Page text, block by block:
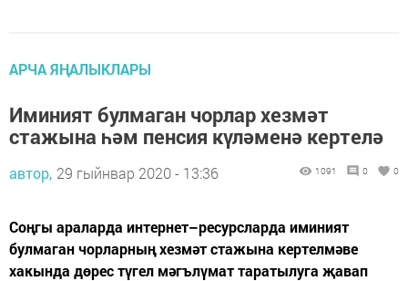
АРЧА ЯҢАЛЫКЛАРЫ
Иминият булмаган чорлар хезмәт
стажына һәм пенсия күләменә кертелә
автор, 29 гыйнвар 2020 - 13:36 1091 0 0
Соңгы араларда интернет–ресурсларда иминият
булмаган чорларның хезмәт стажына кертелмәве
хакында дөрес түгел мәгълүмат таратылуга җавап